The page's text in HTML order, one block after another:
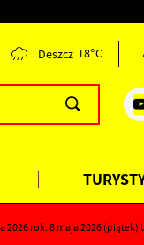
Deszcz 18°C
rok. 8 maja 2026 (piątek)